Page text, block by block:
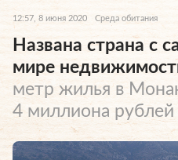
12:57, 8 июня 2020 Среда обитания
Названа страна с
мире
метр жилья в
4 миллиона рублей